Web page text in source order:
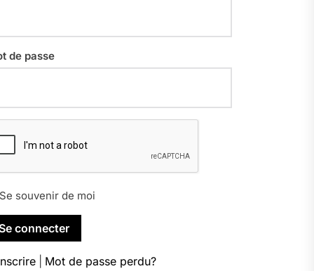
de passe
souvenir de moi
Mot de passe perdu?